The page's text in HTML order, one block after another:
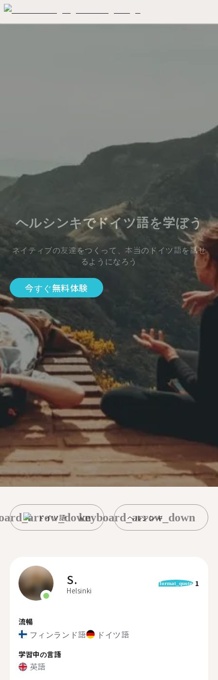
ヘルシンキでドイツ語を学ぼう
ネイティブの友達をつくって、本当のドイツ語を話せ
るようになろう
今すぐ無料体験
ドイツ語 ヘルシンキ
keyboard_arrow_down
S.
Helsinki
format_quote 1
流暢
フィンランド語 ドイツ語
学習中の言語
英語